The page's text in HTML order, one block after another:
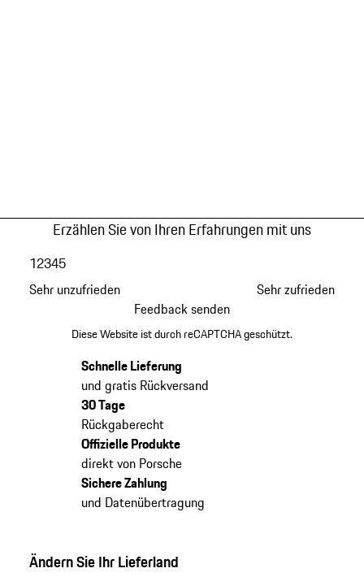
Erzählen Sie von Ihren Erfahrungen mit uns
Sehr unzufrieden
12345
Sehr zufrieden
Feedback senden
Diese Website ist durch reCAPTCHA geschützt.
Schnelle Lieferung
und gratis Rückversand
30 Tage
Rückgaberecht
Offizielle Produkte
direkt von Porsche
Sichere Zahlung
und Datenübertragung
Ändern Sie Ihr Lieferland